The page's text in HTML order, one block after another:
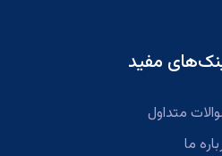
مفید
متداول
ما